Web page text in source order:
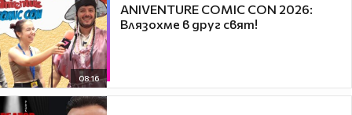
08:16
ANIVENTURE COMIC CON 2026:
Влязохме в друг свят!